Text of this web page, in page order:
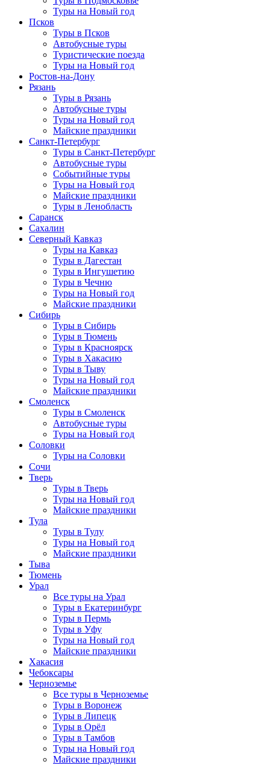
Туры на Новый год
Псков
Туры в Псков
Автобусные туры
Туристические поезда
Туры на Новый год
Ростов-на-Дону
Рязань
Туры в Рязань
Автобусные туры
Туры на Новый год
Майские праздники
Санкт-Петербург
Туры в Санкт-Петербург
Автобусные туры
Событийные туры
Туры на Новый год
Майские праздники
Туры в Ленобласть
Саранск
Сахалин
Северный Кавказ
Туры на Кавказ
Туры в Дагестан
Туры в Ингушетию
Туры в Чечню
Туры на Новый год
Майские праздники
Сибирь
Туры в Сибирь
Туры в Тюмень
Туры в Красноярск
Туры в Хакасию
Туры в Тыву
Туры на Новый год
Майские праздники
Смоленск
Туры в Смоленск
Автобусные туры
Туры на Новый год
Соловки
Туры на Соловки
Сочи
Тверь
Туры в Тверь
Туры на Новый год
Майские праздники
Тула
Туры в Тулу
Туры на Новый год
Майские праздники
Тыва
Тюмень
Урал
Все туры на Урал
Туры в Екатеринбург
Туры в Пермь
Туры в Уфу
Туры на Новый год
Майские праздники
Хакасия
Чебоксары
Черноземье
Все туры в Черноземье
Туры в Воронеж
Туры в Липецк
Туры в Орёл
Туры в Тамбов
Туры на Новый год
Майские праздники